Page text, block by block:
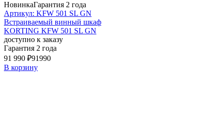
НовинкаГарантия 2 года
Артикул: KFW 501 SL GN
Встраиваемый винный шкаф
KORTING KFW 501 SL GN
доступно к заказу
Гарантия 2 года
91 990 ₽91990
В корзину